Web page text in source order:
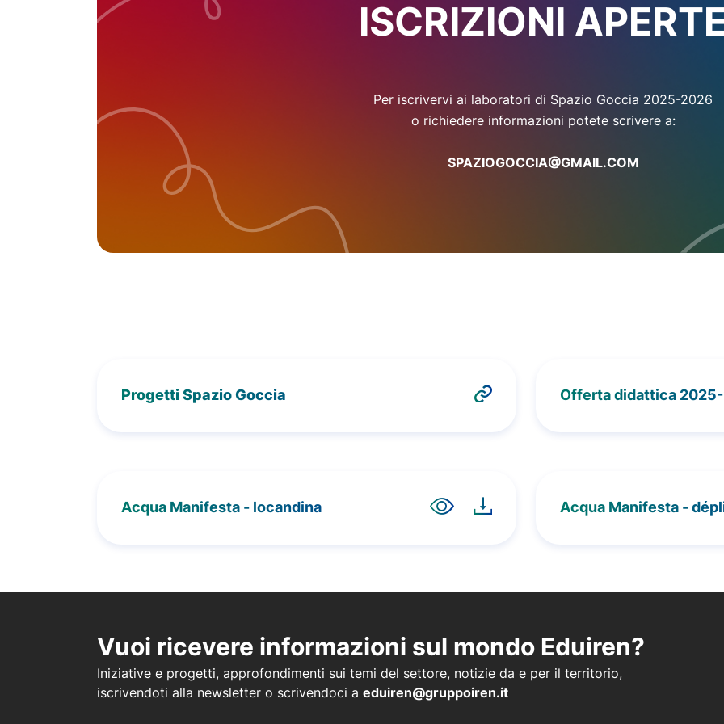
ISCRIZIONI
Per iscrivervi ai laboratori di Spazio Goccia 2025-2026
o richiedere informazioni potete scrivere a:
SPAZIOGOCCIA@GMAIL.COM
Progetti Spazio Goccia Offerta didattica
Acqua Manifesta - locandina Acqua Manifesta -
Vuoi ricevere informazioni sul mondo Eduiren?
Iniziative e progetti, approfondimenti sui temi del settore, notizie da e per il territorio,
iscrivendoti alla newsletter o scrivendoci a eduiren@gruppoiren.it